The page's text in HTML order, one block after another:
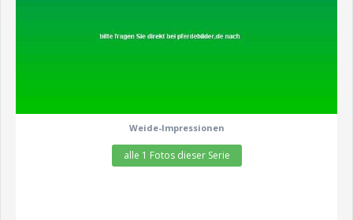
Weide-Impressionen
alle 1 Fotos dieser Serie